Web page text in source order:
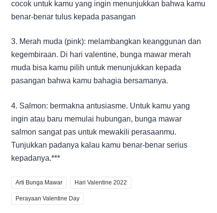
cocok untuk kamu yang ingin menunjukkan bahwa kamu
benar-benar tulus kepada pasangan
3. Merah muda (pink): melambangkan keanggunan dan
kegembiraan. Di hari valentine, bunga mawar merah
muda bisa kamu pilih untuk menunjukkan kepada
pasangan bahwa kamu bahagia bersamanya.
4. Salmon: bermakna antusiasme. Untuk kamu yang
ingin atau baru memulai hubungan, bunga mawar
salmon sangat pas untuk mewakili perasaanmu.
Tunjukkan padanya kalau kamu benar-benar serius
kepadanya.***
Arti Bunga Mawar Hari Valentine 2022
Perayaan Valentine Day